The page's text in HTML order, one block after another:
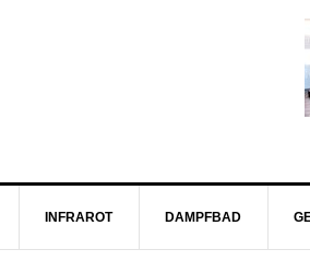
INFRAROT DAMPFBAD